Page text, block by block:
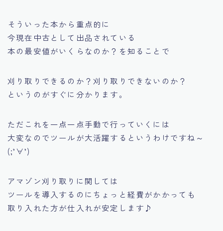
そういった本から重点的に
今現在中古として出品されている
本の最安値がいくらなのか？を知ることで
刈り取りできるのか？刈り取りできないのか？
というのがすぐに分かります。
ただこれを一点一点手動で行っていくには
大変なのでツールが大活躍するというわけですね～
(;’∀’)
アマゾン刈り取りに関しては
ツールを導入するのにちょっと経費がかかっても
取り入れた方が仕入れが安定します♪